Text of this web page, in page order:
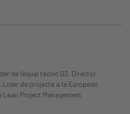
de l’equip tècnic G3. Director
Líder de projecte a la European
Project Management